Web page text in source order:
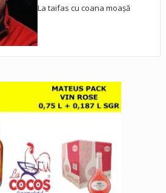
La taifas cu coana moașă